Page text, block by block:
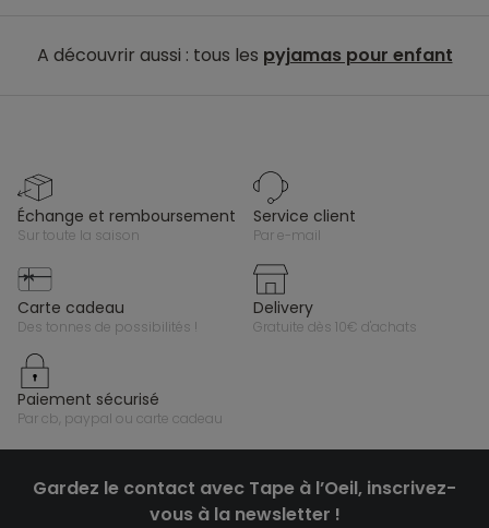
A découvrir aussi : tous les pyjamas pour enfant
échange et remboursement
sur toute la saison
service client
par e-mail
carte cadeau
des tonnes de possibilités !
delivery
gratuite dès 10€ d'achats
paiement sécurisé
par cb, paypal ou carte cadeau
Gardez le contact avec Tape à l’Oeil, inscrivez-
vous à la newsletter !